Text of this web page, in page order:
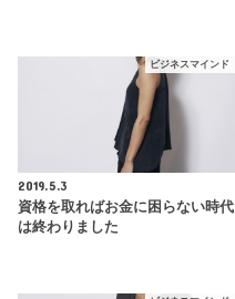
ビジネスマインド
2019.5.3
資格を取ればお金に困らない時代
は終わりました